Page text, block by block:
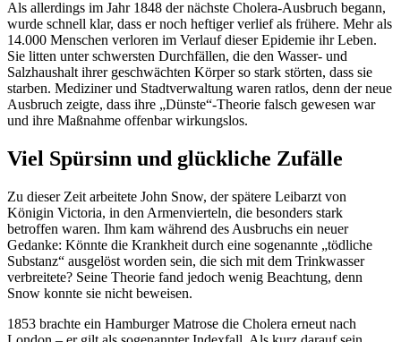
Als allerdings im Jahr 1848 der nächste Cholera-Ausbruch begann,
wurde schnell klar, dass er noch heftiger verlief als frühere. Mehr als
14.000 Menschen verloren im Verlauf dieser Epidemie ihr Leben.
Sie litten unter schwersten Durchfällen, die den Wasser- und
Salzhaushalt ihrer geschwächten Körper so stark störten, dass sie
starben. Mediziner und Stadtverwaltung waren ratlos, denn der neue
Ausbruch zeigte, dass ihre „Dünste“-Theorie falsch gewesen war
und ihre Maßnahme offenbar wirkungslos.
Viel Spürsinn und glückliche Zufälle
Zu dieser Zeit arbeitete John Snow, der spätere Leibarzt von
Königin Victoria, in den Armenvierteln, die besonders stark
betroffen waren. Ihm kam während des Ausbruchs ein neuer
Gedanke: Könnte die Krankheit durch eine sogenannte „tödliche
Substanz“ ausgelöst worden sein, die sich mit dem Trinkwasser
verbreitete? Seine Theorie fand jedoch wenig Beachtung, denn
Snow konnte sie nicht beweisen.
1853 brachte ein Hamburger Matrose die Cholera erneut nach